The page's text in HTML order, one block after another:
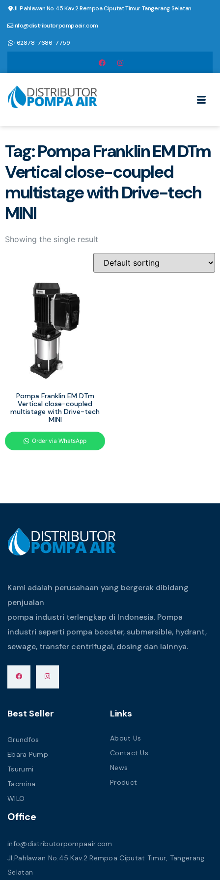
Jl. Pahlawan No.45 Kav.2 Rempoa Ciputat Timur Tangerang Selatan
info@distributorpompaair.com
+62878-7686-7759
Tag: Pompa Franklin EM DTm
Vertical close-coupled
multistage with Drive-tech
MINI
Showing the single result
Pompa Franklin EM DTm
Vertical close-coupled
multistage with Drive-tech
MINI
Order via WhatsApp
Kami adalah perusahaan yang bergerak dibidang
penjualan
pompa industri terlengkap di Indonesia. Pompa
industri seperti pompa booster, submersible, hydrant,
sewage, transfer centrifugal, dosing dan lainnya.
Best Seller
Grundfos
Ebara Pump
Tsurumi
Tacmina
WILO
Links
About Us
Contact Us
News
Product
Office
info@distributorpompaair.com
Jl.Pahlawan No.45 Kav.2 Rempoa Ciputat Timur, Tangerang
Selatan